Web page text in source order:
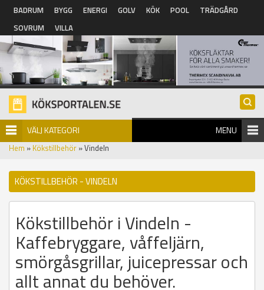
Hoppa till huvudinnehåll
BADRUM BYGG ENERGI GOLV KÖK POOL
TRÄDGÅRD
SOVRUM
VILLA
VÄLJ KATEGORI MENU
Hem » Kökstillbehör » Vindeln
KÖKSTILLBEHÖR - VINDELN
Kökstillbehör i Vindeln -
Kaffebryggare, våffeljärn,
smörgåsgrillar, juicepressar och
allt annat du behöver.